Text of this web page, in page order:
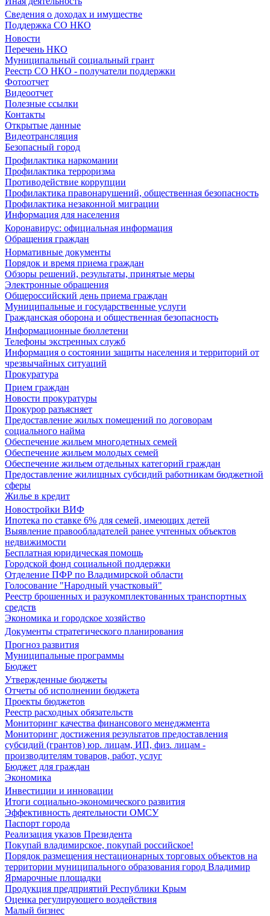
Сведения о доходах и имуществе
Поддержка СО НКО
Новости
Перечень НКО
Муниципальный социальный грант
Реестр СО НКО - получатели поддержки
Фотоотчет
Видеоотчет
Полезные ссылки
Контакты
Открытые данные
Видеотрансляция
Безопасный город
Профилактика наркомании
Профилактика терроризма
Противодействие коррупции
Профилактика правонарушений, общественная безопасность
Профилактика незаконной миграции
Информация для населения
Коронавирус: официальная информация
Обращения граждан
Нормативные документы
Порядок и время приема граждан
Обзоры решений, результаты, принятые меры
Электронные обращения
Общероссийский день приема граждан
Муниципальные и государственные услуги
Гражданская оборона и общественная безопасность
Информационные бюллетени
Телефоны экстренных служб
Информация о состоянии защиты населения и территорий от
чрезвычайных ситуаций
Прокуратура
Прием граждан
Новости прокуратуры
Прокурор разъясняет
Предоставление жилых помещений по договорам
социального найма
Обеспечение жильем многодетных семей
Обеспечение жильем молодых семей
Обеспечение жильем отдельных категорий граждан
Предоставление жилищных субсидий работникам бюджетной
сферы
Жилье в кредит
Новостройки ВИФ
Ипотека по ставке 6% для семей, имеющих детей
Выявление правообладателей ранее учтенных объектов
недвижимости
Бесплатная юридическая помощь
Городской фонд социальной поддержки
Отделение ПФР по Владимирской области
Голосование "Народный участковый"
Реестр брошенных и разукомплектованных транспортных
средств
Экономика и городское хозяйство
Документы стратегического планирования
Прогноз развития
Муниципальные программы
Бюджет
Утвержденные бюджеты
Отчеты об исполнении бюджета
Проекты бюджетов
Реестр расходных обязательств
Мониторинг качества финансового менеджмента
Мониторинг достижения результатов предоставления
субсидий (грантов) юр. лицам, ИП, физ. лицам -
производителям товаров, работ, услуг
Бюджет для граждан
Экономика
Инвестиции и инновации
Итоги социально-экономического развития
Эффективность деятельности ОМСУ
Паспорт города
Реализация указов Президента
Покупай владимирское, покупай российское!
Порядок размещения нестационарных торговых объектов на
территории муниципального образования город Владимир
Ярмарочные площадки
Продукция предприятий Республики Крым
Оценка регулирующего воздействия
Малый бизнес